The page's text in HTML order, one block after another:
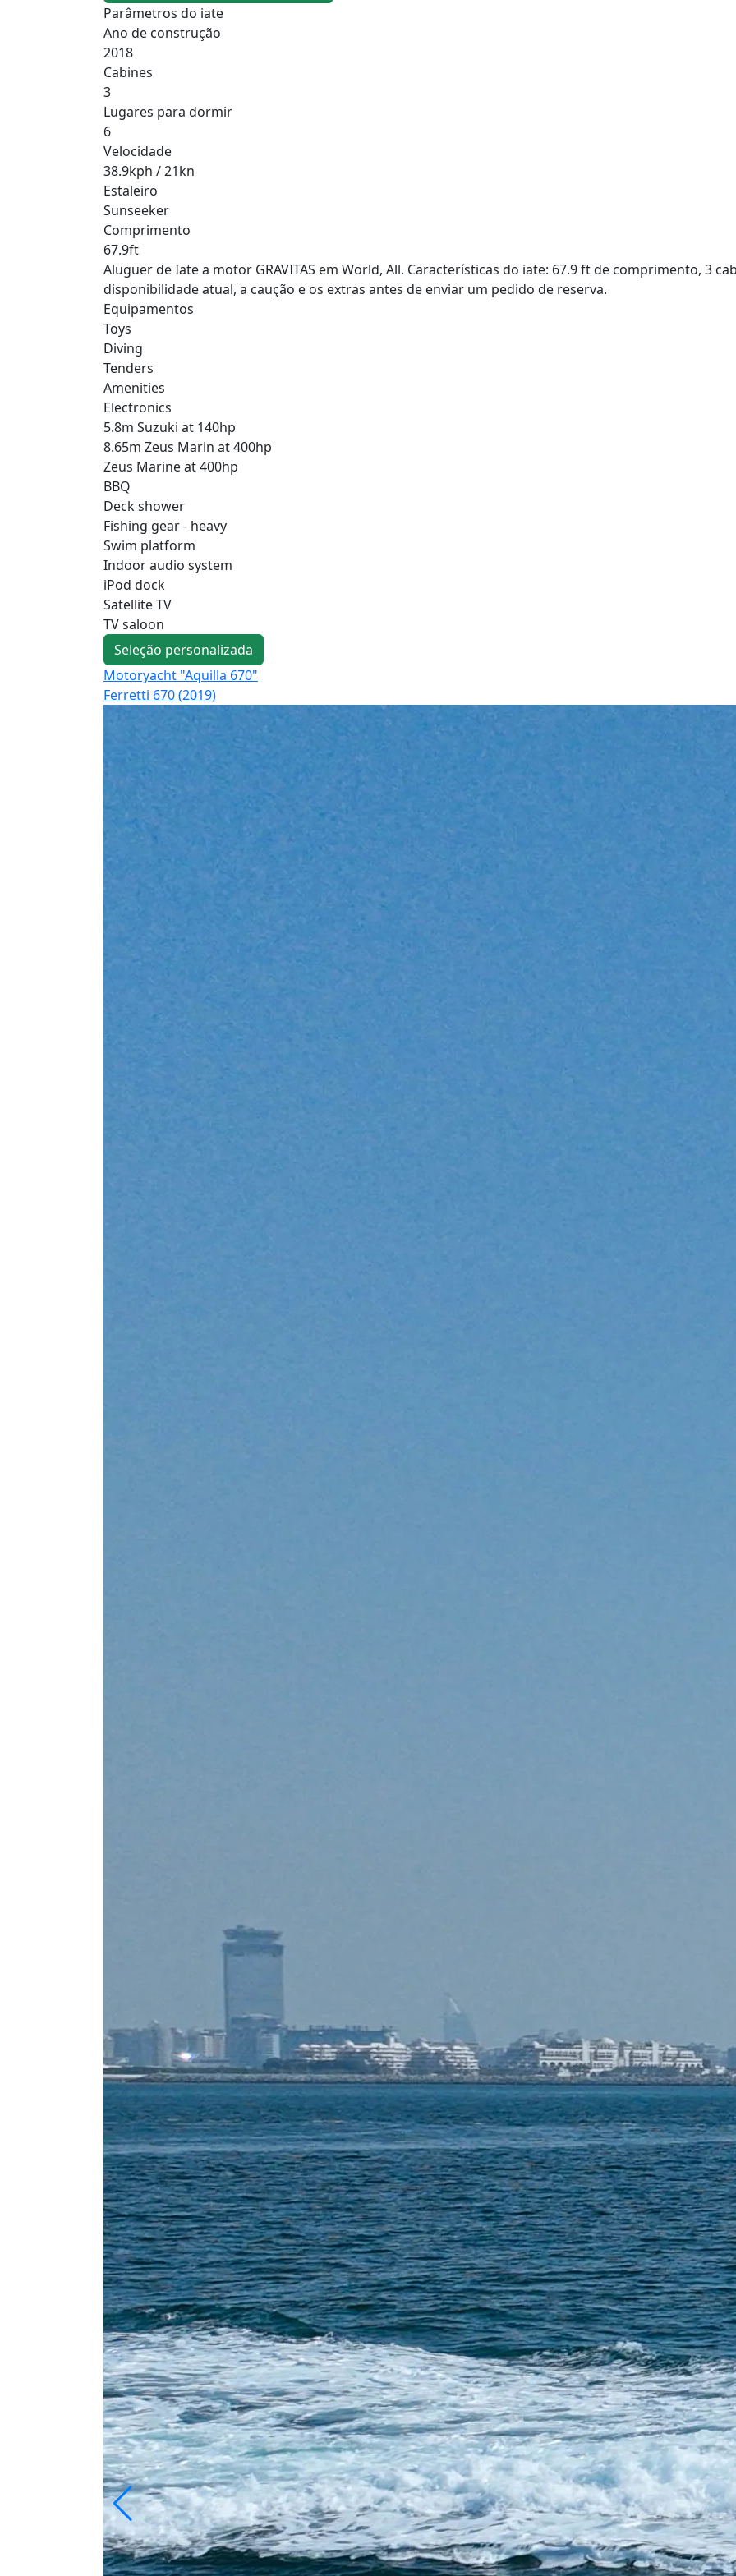
Parâmetros do iate
Ano de construção
2018
Cabines
3
Lugares para dormir
6
Velocidade
38.9kph / 21kn
Estaleiro
Sunseeker
Comprimento
67.9ft
Aluguer de Iate a motor GRAVITAS em World, All. Características do iate: 67.9 ft de comprimento, 3
disponibilidade atual, a caução e os extras antes de enviar um pedido de reserva.
Equipamentos
Toys
Diving
Tenders
Amenities
Electronics
5.8m Suzuki at 140hp
8.65m Zeus Marin at 400hp
Zeus Marine at 400hp
BBQ
Deck shower
Fishing gear - heavy
Swim platform
Indoor audio system
iPod dock
Satellite TV
TV saloon
Seleção personalizada
Motoryacht "Aquilla 670"
Ferretti 670 (2019)